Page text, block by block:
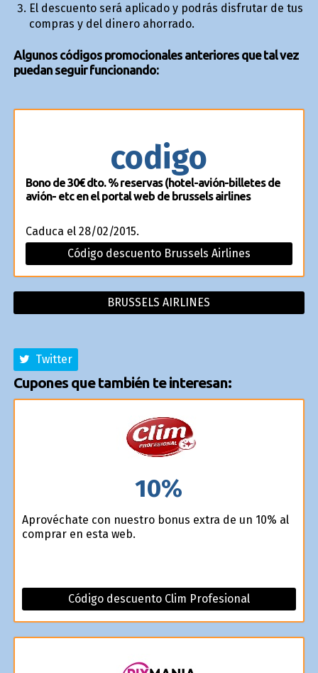
El descuento será aplicado y podrás disfrutar de tus
compras y del dinero ahorrado.
Algunos códigos promocionales anteriores que tal vez
puedan seguir funcionando:
codigo
Bono de 30€ dto. % reservas (hotel-avión-billetes de
avión- etc en el portal web de brussels airlines
Caduca el 28/02/2015.
Código descuento Brussels Airlines
BRUSSELS AIRLINES
Twitter
Cupones que también te interesan:
10%
Aprovéchate con nuestro bonus extra de un 10% al
comprar en esta web.
Código descuento Clim Profesional